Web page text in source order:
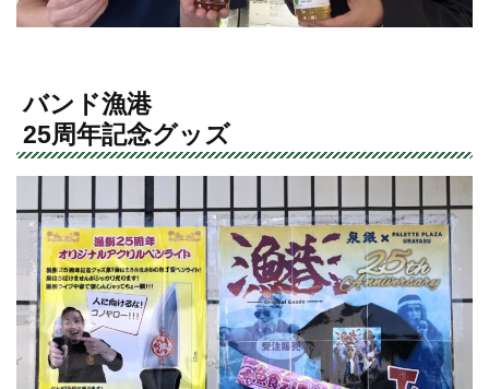
バンド漁港
25周年記念グッズ